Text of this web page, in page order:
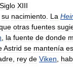
Siglo XIII
su nacimiento. La
otras fuentes
, la fuente de donde
Astrid se mantenía
, rey de Viken,